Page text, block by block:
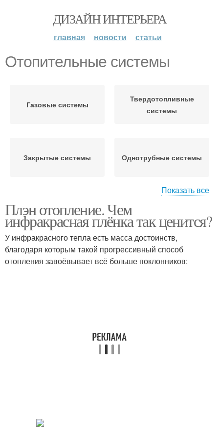
ДИЗАЙН ИНТЕРЬЕРА
главная новости статьи
Отопительные системы
Газовые системы
Твердотопливные
системы
Закрытые системы Однотрубные системы
Двухтрубная система
Показать все
Плэн отопление. Чем
инфракрасная плёнка так ценится?
У инфракрасного тепла есть масса достоинств,
благодаря которым такой прогрессивный способ
отопления завоёвывает всё больше поклонников: